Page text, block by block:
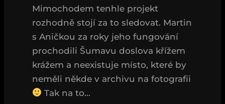
Mimochodem tenhle projekt
rozhodně stojí za to sledovat. Martin
s Aničkou za roky jeho fungování
prochodili Šumavu doslova křížem
krážem a neexistuje místo, které by
neměli někde v archivu na fotografii
Tak na to…